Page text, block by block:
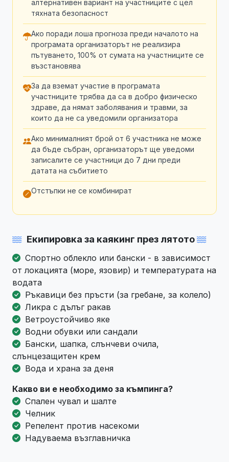
алтернативен вариант на участниците с цел
тяхната безопасност
Ако поради лоша прогноза преди началото на
програмата организаторът не реализира
пътуването, 100% от сумата на участниците се
възстановява
За да вземат участие в програмата
участниците трябва да са в добро физическо
здраве, да нямат заболявания и травми, за
които да не са уведомили организатора
Ако минималният брой от 6 участника не може
да бъде събран, организаторът ще уведоми
записалите се участници до 7 дни преди
датата на събитието
Отстъпки не се комбинират
Екипировка за каякинг през лятото
Спортно облекло или бански - в зависимост
от локацията (море, язовир) и температурата на
водата
Ръкавици без пръсти (за гребане, за колело)
Ликра с дълъг ракав
Ветроустойчиво яке
Водни обувки или сандали
Бански, шапка, слънчеви очила,
слънцезащитен крем
Вода и храна за деня
Какво ви е необходимо за къмпинга?
Спален чувал и шалте
Челник
Репелент против насекоми
Надуваема възглавничка